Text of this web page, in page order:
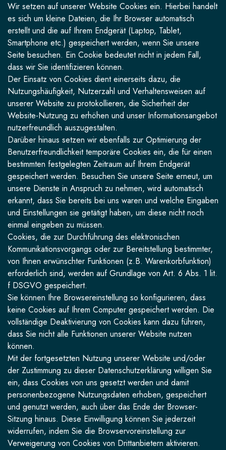
Wir setzen auf unserer Website Cookies ein. Hierbei handelt
es sich um kleine Dateien, die Ihr Browser automatisch
erstellt und die auf Ihrem Endgerät (Laptop, Tablet,
Smartphone etc.) gespeichert werden, wenn Sie unsere
Seite besuchen. Ein Cookie bedeutet nicht in jedem Fall,
dass wir Sie identifizieren können.
Der Einsatz von Cookies dient einerseits dazu, die
Nutzungshäufigkeit, Nutzerzahl und Verhaltensweisen auf
unserer Website zu protokollieren, die Sicherheit der
Website-Nutzung zu erhöhen und unser Informationsangebot
nutzerfreundlich auszugestalten.
Darüber hinaus setzen wir ebenfalls zur Optimierung der
Benutzerfreundlichkeit temporäre Cookies ein, die für einen
bestimmten festgelegten Zeitraum auf Ihrem Endgerät
gespeichert werden. Besuchen Sie unsere Seite erneut, um
unsere Dienste in Anspruch zu nehmen, wird automatisch
erkannt, dass Sie bereits bei uns waren und welche Eingaben
und Einstellungen sie getätigt haben, um diese nicht noch
einmal eingeben zu müssen.
Cookies, die zur Durchführung des elektronischen
Kommunikationsvorgangs oder zur Bereitstellung bestimmter,
von Ihnen erwünschter Funktionen (z.B. Warenkorbfunktion)
erforderlich sind, werden auf Grundlage von Art. 6 Abs. 1 lit.
f DSGVO gespeichert.
Sie können Ihre Browsereinstellung so konfigurieren, dass
keine Cookies auf Ihrem Computer gespeichert werden. Die
vollständige Deaktivierung von Cookies kann dazu führen,
dass Sie nicht alle Funktionen unserer Website nutzen
können.
Mit der fortgesetzten Nutzung unserer Website und/oder
der Zustimmung zu dieser Datenschutzerklärung willigen Sie
ein, dass Cookies von uns gesetzt werden und damit
personenbezogene Nutzungsdaten erhoben, gespeichert
und genutzt werden, auch über das Ende der Browser-
Sitzung hinaus. Diese Einwilligung können Sie jederzeit
widerrufen, indem Sie die Browservoreinstellung zur
Verweigerung von Cookies von Drittanbietern aktivieren.